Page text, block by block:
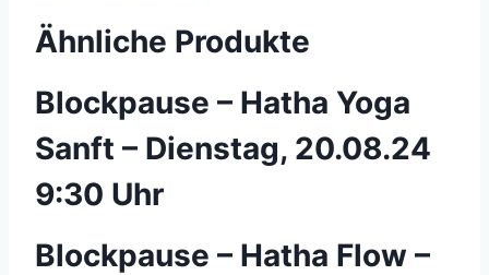
Ähnliche Produkte
Blockpause – Hatha Yoga
Sanft – Dienstag, 20.08.24
9:30 Uhr
Blockpause – Hatha Flow –